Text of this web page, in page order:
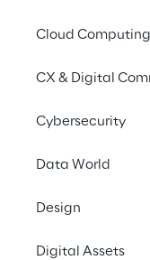
Cloud Computing
CX & Digital
Cybersecurity
Data World
Design
Digital Assets
Saipem ha
ispezioni
di quadrupedi